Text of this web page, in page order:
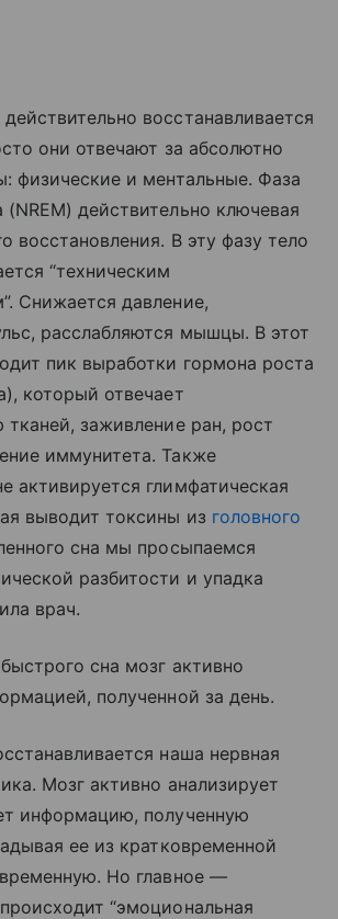
восстанавливается
они отвечают за абсолютно
физические и ментальные. Фаза
(NREM) действительно ключевая
восстановления. В эту фазу тело
“техническим
Снижается давление,
расслабляются мышцы. В этот
пик выработки гормона роста
который отвечает
тканей, заживление ран, рост
иммунитета. Также
активируется глимфатическая
выводит токсины из головного
сна мы просыпаемся
разбитости и упадка
врач.
сна мозг активно
полученной за день.
наша нервная
Мозг активно анализирует
информацию, полученную
ее из кратковременной
Но главное —
“эмоциональная